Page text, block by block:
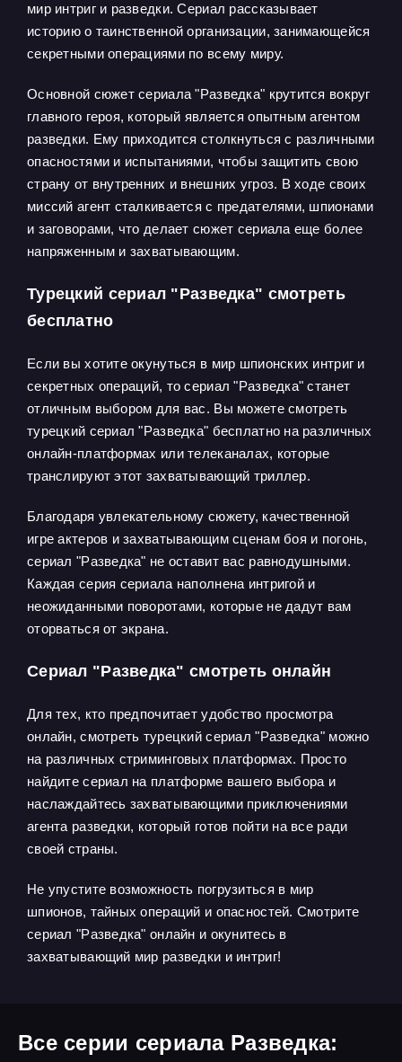
мир интриг и разведки. Сериал рассказывает
историю о таинственной организации, занимающейся
секретными операциями по всему миру.
Основной сюжет сериала "Разведка" крутится вокруг
главного героя, который является опытным агентом
разведки. Ему приходится столкнуться с различными
опасностями и испытаниями, чтобы защитить свою
страну от внутренних и внешних угроз. В ходе своих
миссий агент сталкивается с предателями, шпионами
и заговорами, что делает сюжет сериала еще более
напряженным и захватывающим.
Турецкий сериал "Разведка" смотреть
бесплатно
Если вы хотите окунуться в мир шпионских интриг и
секретных операций, то сериал "Разведка" станет
отличным выбором для вас. Вы можете смотреть
турецкий сериал "Разведка" бесплатно на различных
онлайн-платформах или телеканалах, которые
транслируют этот захватывающий триллер.
Благодаря увлекательному сюжету, качественной
игре актеров и захватывающим сценам боя и погонь,
сериал "Разведка" не оставит вас равнодушными.
Каждая серия сериала наполнена интригой и
неожиданными поворотами, которые не дадут вам
оторваться от экрана.
Сериал "Разведка" смотреть онлайн
Для тех, кто предпочитает удобство просмотра
онлайн, смотреть турецкий сериал "Разведка" можно
на различных стриминговых платформах. Просто
найдите сериал на платформе вашего выбора и
наслаждайтесь захватывающими приключениями
агента разведки, который готов пойти на все ради
своей страны.
Не упустите возможность погрузиться в мир
шпионов, тайных операций и опасностей. Смотрите
сериал "Разведка" онлайн и окунитесь в
захватывающий мир разведки и интриг!
Все серии сериала Разведка: